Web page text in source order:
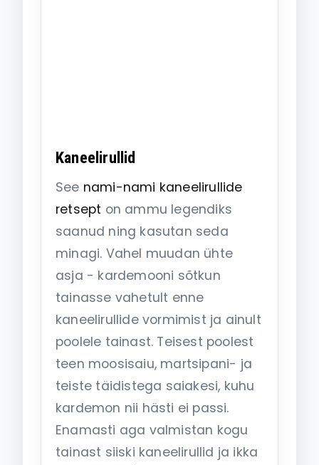
Kaneelirullid
See nami-nami kaneelirullide
retsept on ammu legendiks
saanud ning kasutan seda
minagi. Vahel muudan ühte
asja - kardemooni sõtkun
tainasse vahetult enne
kaneelirullide vormimist ja ainult
poolele tainast. Teisest poolest
teen moosisaiu, martsipani- ja
teiste täidistega saiakesi, kuhu
kardemon nii hästi ei passi.
Enamasti aga valmistan kogu
tainast siiski kaneelirullid ja ikka